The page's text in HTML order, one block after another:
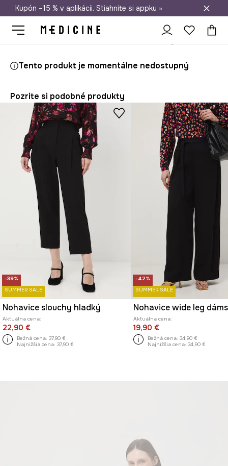
Doprava zadarmo od 50 €
Kupón –15 % v aplikácii. Stiahnite si appku »
Tento produkt je momentálne nedostupný
Pozrite si podobné produkty
-39%
SUMMER SALE
Nohavice slouchy hladký
Aktuálna cena:
22,90 €
Bežná cena: 37,90 €
Najnižšia cena: 37,90 €
-42%
SUMMER SALE
Nohavice wide leg
Aktuálna cena:
19,90 €
Bežná cena: 34,90 €
Najnižšia cena: 34,90 €